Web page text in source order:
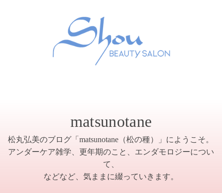
matsunotane
松丸弘美のブログ「matsunotane（松の種）」にようこそ。
アンダーケア雑学、更年期のこと、エンダモロジーについ
て、
などなど、気ままに綴っていきます。